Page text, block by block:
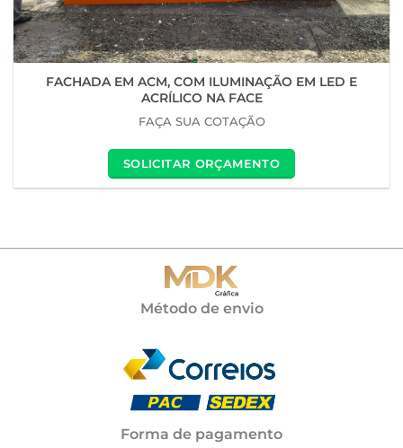
FACHADA EM ACM, COM ILUMINAÇÃO EM LED E
ACRÍLICO NA FACE
FAÇA SUA COTAÇÃO
SOLICITAR ORÇAMENTO
Método de envio
Forma de pagamento